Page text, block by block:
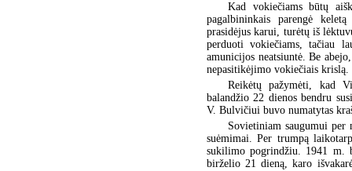
Kad vokiečiams būtų
pagalbininkais parengė
prasidėjus karui, turėtų iš
perduoti vokiečiams, tačiau
amunicijos neatsiuntė. Be
nepasitikėjimo vokiečiais krislą.
Reikėtų pažymėti, kad
balandžio 22 dienos bendru
V. Bulvičiui buvo numatytas
Sovietiniam saugumui per
suėmimai. Per trumpą
sukilimo pogrindžiu. 1941 m.
birželio 21 dieną, karo